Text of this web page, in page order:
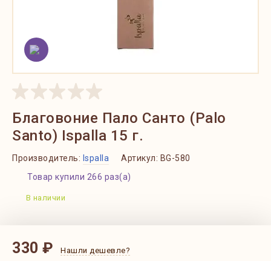
Благовоние Пало Санто (Palo
Santo) Ispalla 15 г.
Производитель: Ispalla Артикул: BG-580
Товар купили 266 раз(а)
В наличии
330 ₽ Нашли дешевле?